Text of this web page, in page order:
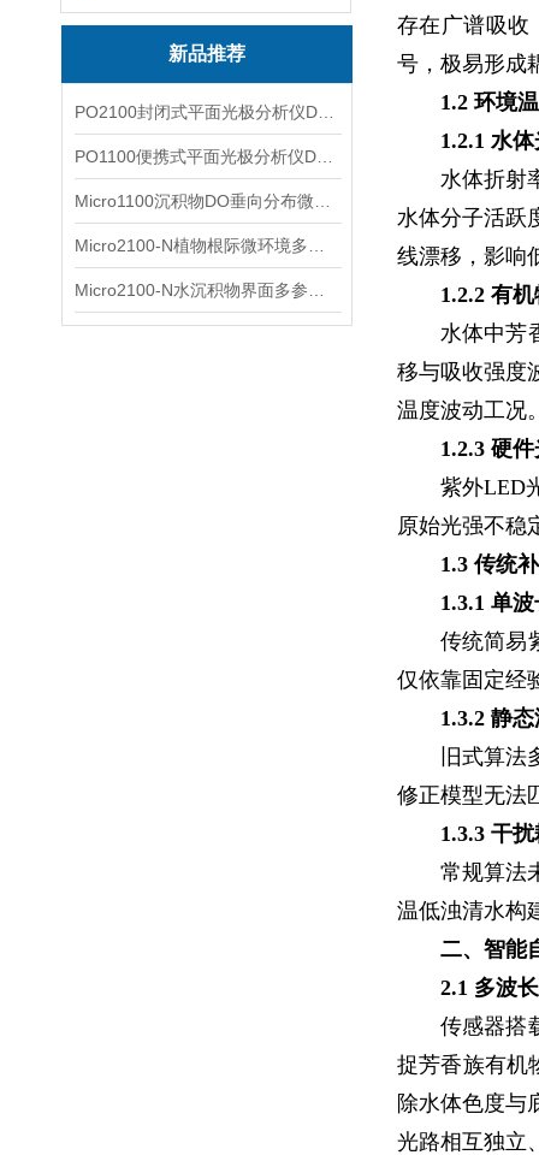
新品推荐
存在广谱吸收
号，极易形成
1.2 环境
1.2.1 水
水体折射
水体分子活跃
线漂移，影响
1.2.2 有
水体中芳
移与吸收强度
温度波动工况
1.2.3 硬
紫外LED
原始光强不稳
1.3 传统
1.3.1 单
传统简易
仅依靠固定经
1.3.2 静
旧式算
修正模型无法
1.3.3 干
常规算法
温低浊清水构
二、智能
2.1 多波
传感器搭
捉芳香族有机
除水体色度与
光路相互独立